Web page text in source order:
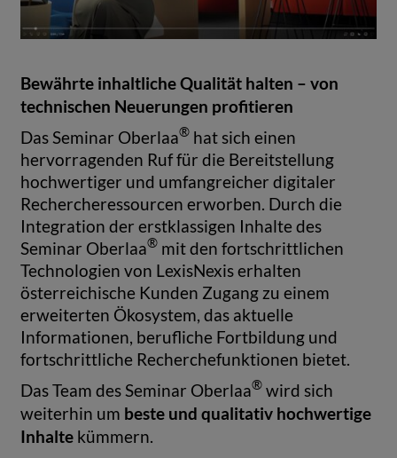
Bewährte inhaltliche Qualität halten – von
technischen Neuerungen profitieren
Das Seminar Oberlaa® hat sich einen
hervorragenden Ruf für die Bereitstellung
hochwertiger und umfangreicher digitaler
Rechercheressourcen erworben. Durch die
Integration der erstklassigen Inhalte des
Seminar Oberlaa® mit den fortschrittlichen
Technologien von LexisNexis erhalten
österreichische Kunden Zugang zu einem
erweiterten Ökosystem, das aktuelle
Informationen, berufliche Fortbildung und
fortschrittliche Recherchefunktionen bietet.
Das Team des Seminar Oberlaa® wird sich
weiterhin um beste und qualitativ hochwertige
Inhalte kümmern.